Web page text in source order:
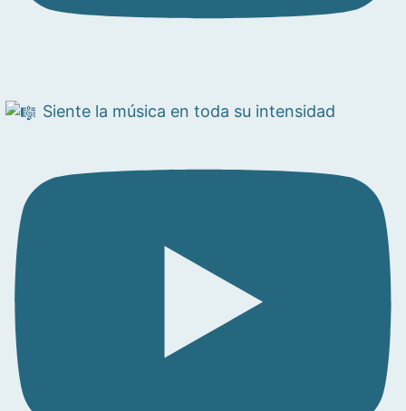
Siente la música en toda su intensidad